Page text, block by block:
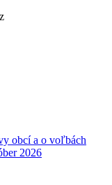
obcí a o voľbách
2026